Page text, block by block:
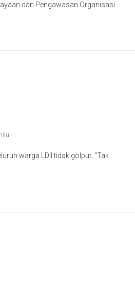
dan Pengawasan Organisasi
warga LDII tidak golput, “Tak